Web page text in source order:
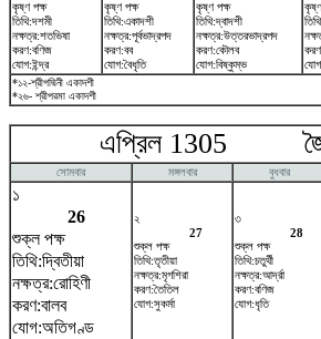
কৃষ্ণ পক্ষ
তিথি:দশমী
নক্ষত্র:শতভিষ‌া
করণ:বণিজ
যোগ:ইন্দ্র
কৃষ্ণ পক্ষ
তিথি:একাদশী
নক্ষত্র:পূর্বভাদ্রপদ
করণ:বব
যোগ:বৈধৃতি
কৃষ্ণ পক্ষ
তিথি:দ্বাদশী
নক্ষত্র:উত্তরভাদ্রপদ
করণ:কৌলব
যোগ:বিষ্কুম্ভ
*১২-শ্রীপদ্মিনী একাদশী
*২৬- শ্রীপরমা একাদশী
এপ্রিল 1305
সোমবার মঙ্গলবার বুধবার
১
26
শুক্ল পক্ষ
তিথি:দ্বিতীয়া
নক্ষত্র:রোহিণী
করণ:বালব
যোগ:অতিগণ্ড
২
27
শুক্ল পক্ষ
তিথি:তৃতীয়া
নক্ষত্র:মৃগশিরা
করণ:তৈতিল
যোগ:সুকর্মা
৩
28
শুক্ল পক্ষ
তিথি:চতুর্থী
নক্ষত্র:আর্দ্রা
করণ:বণিজ
যোগ:ধৃতি